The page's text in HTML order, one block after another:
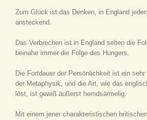
Zum Glück ist das Denken, in England
ansteckend.
Das Verbrechen ist in England selten die
beinahe immer die Folge des Hungers.
Die Fortdauer der Persönlichkeit ist ein
der Metaphysik, und die Art, wie das
löst, ist gewiß äußerst hemdsärmelig.
Mit einem jener charakteristischen